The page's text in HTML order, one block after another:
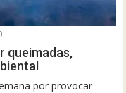
queimadas,
por provocar